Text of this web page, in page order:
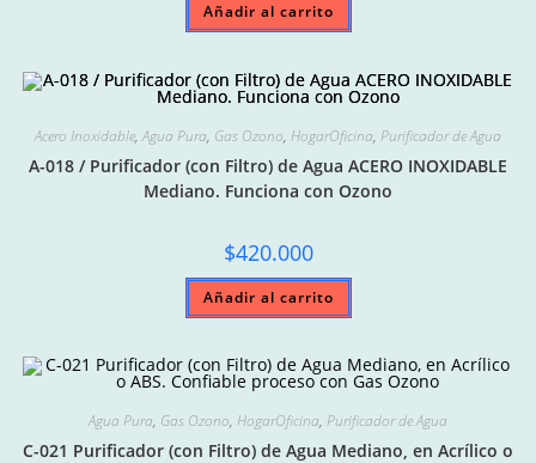
Añadir al carrito
Acero Inoxidable,Agua Pura, Gas Ozono, HogarOficina, Purificador de Agua
A-018 / Purificador (con Filtro) de Agua ACERO INOXIDABLE
Mediano. Funciona con Ozono
$420.000
Añadir al carrito
Agua Pura, Gas Ozono, HogarOficina, Purificador de Agua
C-021 Purificador (con Filtro) de Agua Mediano, en Acrílico o